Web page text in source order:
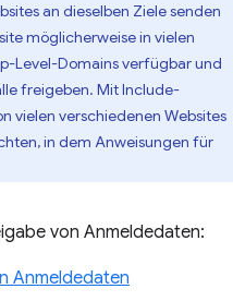
an dieselben Ziele senden
möglicherweise in vielen
Level-Domains verfügbar und
freigeben. Mit Include-
vielen verschiedenen Websites
in dem Anweisungen für
von Anmeldedaten:
Anmeldedaten